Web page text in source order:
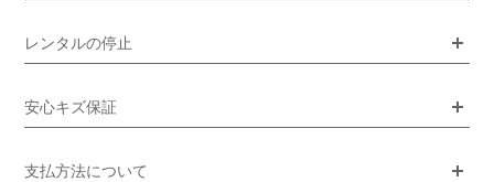
レンタルの停止
安心キズ保証
支払方法について